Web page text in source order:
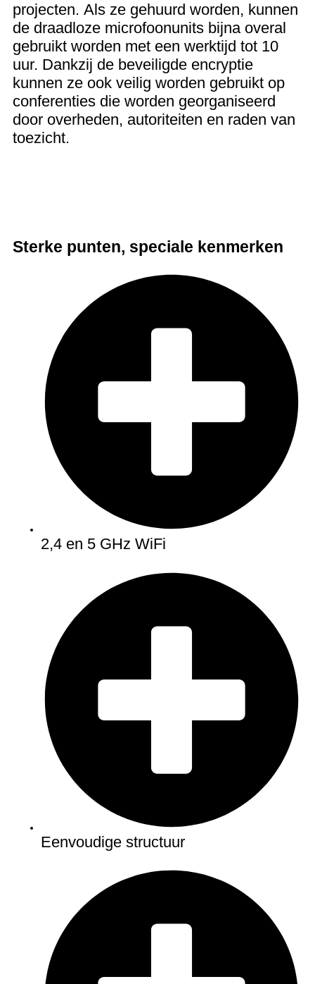
projecten. Als ze gehuurd worden, kunnen
de draadloze microfoonunits bijna overal
gebruikt worden met een werktijd tot 10
uur. Dankzij de beveiligde encryptie
kunnen ze ook veilig worden gebruikt op
conferenties die worden georganiseerd
door overheden, autoriteiten en raden van
toezicht.
Sterke punten, speciale kenmerken
2,4 en 5 GHz WiFi
Eenvoudige structuur